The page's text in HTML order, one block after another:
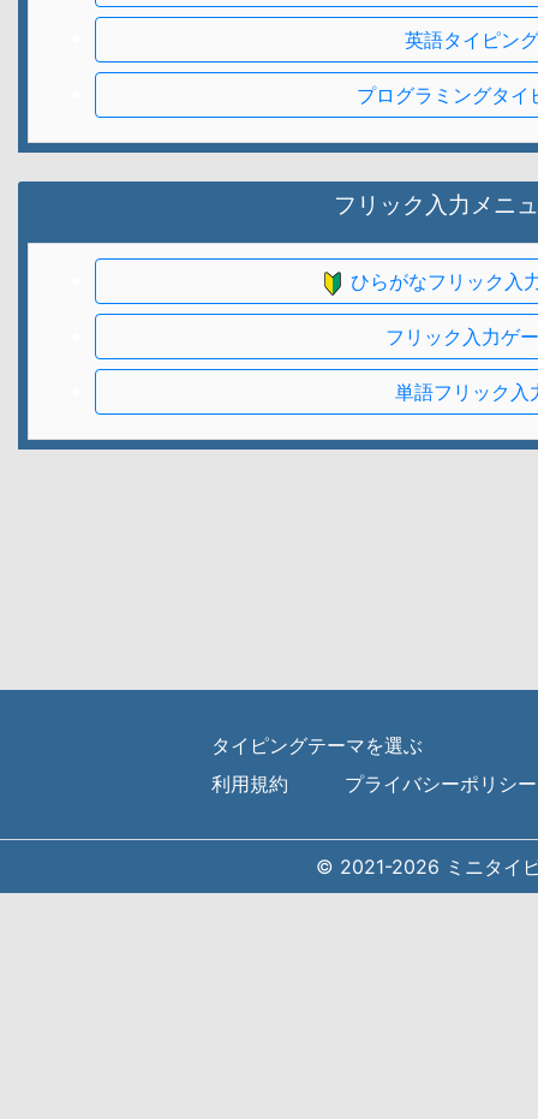
英語タイピング
プログラミングタイ
フリック入力メニ
ひらがなフリック入
フリック入力ゲ
単語フリック入
タイピングテーマを選ぶ
利用規約
プライバシーポリシー
© 2021-2026 ミニタイ